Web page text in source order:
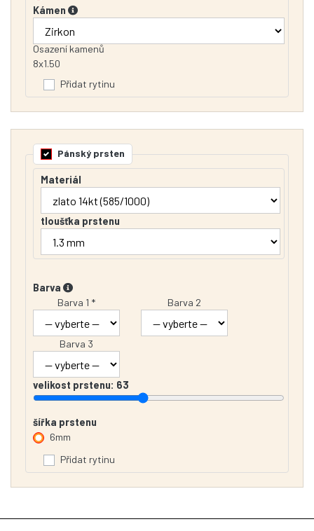
Kámen
Osazení kamenů
8x1.50
Přidat rytinu
Pánský prsten
Materiál
tloušťka prstenu
Barva
Barva 1 *
Barva 2
Barva 3
velikost prstenu: 63
šířka prstenu
6mm
Přidat rytinu